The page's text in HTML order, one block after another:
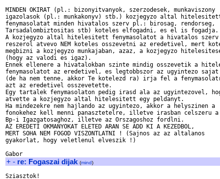
MINDEN OKIRAT (pl.: bizonyitvanyok, szerzodesek, munkaviszony
igazolasok (pl.: munkakonyv) stb.) kozjegyzo altal
fenymasolatat minden hivatalos szerv pl.: birosag, rendorseg,
Tarsadalombiztositas stb) koteles elfogadni, es el is fogadja.
A kozjegyzo altal hitelesitett fenymasolatot a hivatalos szerv
reszerol atvevo NEM koteles osszevetni az eredetivel, mert
megbizni a kozjegyzo munkajaban, azaz, a kozjegyzo
(hogy az valodi es igaz).
Ennek ellenere a hivatalokban szinte mindig osszevetik a
fenymasolatot az eredetivel, es legtobbszor az ugyintezo sajat
(de ha nem tenne, akkor Te kotelezd ra) irja fel a
azt az eredetivel osszevetette.
Egy tartalek fenymasolaton pedig irasd ala az ugyintezovel,
atvette a kozjegyzo altal hitelesitett egy peldanyt.
Ha mindezekre nem hajlando az ugyintezo, akkor a helyszinen a
fonokehez kell menni panasztetelre, illetve irasban celszeru a
Bp-i Igazgatosaghoz, illetve az Orszagoshoz fordlni.
AZ EREDETI OKMANYOKAT ELETED ARAN SE ADD KI A KEZEDBOL,
MERT SOHA NEM FOGOD VISZONTLATNI ! (Sajnos az az altalanos
gyakorlat, hogy veletlenul elveszik !)
+ - re: Fogaszai dijak (mind)